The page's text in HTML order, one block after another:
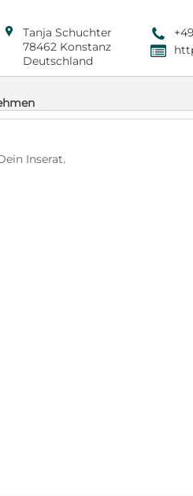

Tanja Schuchter
78462 Konstanz
Deutschland
9
,